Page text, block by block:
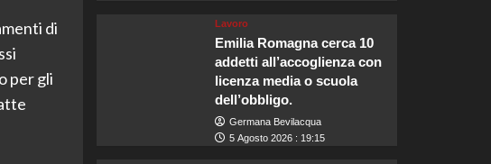
di
per gli
Lavoro
Emilia Romagna cerca 10
addetti all’accoglienza con
licenza media o scuola
dell’obbligo.
Germana Bevilacqua
5 Agosto 2026 : 19:15